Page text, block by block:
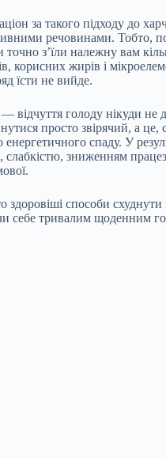
за такого підходу до
речовинами. Тобто,
з’їли належну вам
корисних жирів і
їсти не вийде.
відчуття голоду нікуди не
просто звірячий, а це,
спаду. У
слабкістю, зниженням
здоровіші способи
себе тривалим щоденним